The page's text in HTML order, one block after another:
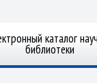
каталог
библиотеки